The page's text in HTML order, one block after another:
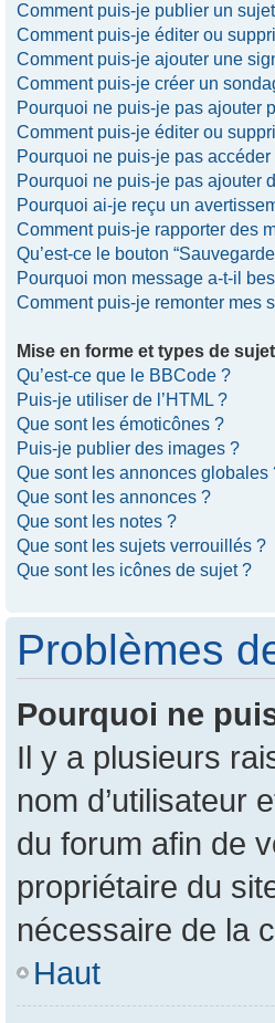
Comment puis-je publier un
Comment puis-je éditer ou
Comment puis-je ajouter une
Comment puis-je créer un
Pourquoi ne puis-je pas ajouter
Comment puis-je éditer ou
Pourquoi ne puis-je pas accéder
Pourquoi ne puis-je pas ajouter
Pourquoi ai-je reçu un
Comment puis-je rapporter des
Qu’est-ce le bouton
Pourquoi mon message a-t-il
Comment puis-je remonter mes
Mise en forme et types de
Qu’est-ce que le BBCode ?
Puis-je utiliser de l’HTML ?
Que sont les émoticônes ?
Puis-je publier des images ?
Que sont les annonces globales
Que sont les annonces ?
Que sont les notes ?
Que sont les sujets verrouillés ?
Que sont les icônes de sujet ?
Problèmes
Pourquoi ne
Il y a plusieurs
nom d’utilisateur
du forum afin de
propriétaire du
nécessaire de la
Haut